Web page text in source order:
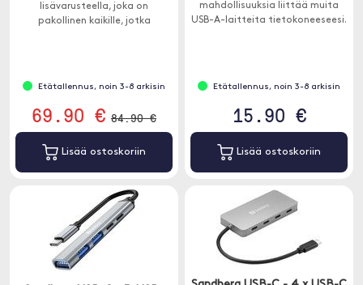
lisävarusteella, joka on
pakollinen kaikille, jotka
Etätallennus, noin 3-8 arkisin
69.90 € 84.90 €
Lisää ostoskoriin
mahdollisuuksia liittää muita
USB-A-laitteita tietokoneeseesi.
Etätallennus, noin 3-8 arkisin
15.90 €
Lisää ostoskoriin